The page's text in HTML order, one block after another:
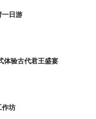
一日游
体验古代君王盛宴
作坊